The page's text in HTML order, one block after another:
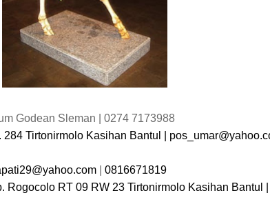
Godean Sleman | 0274 7173988
Tirtonirmolo Kasihan Bantul |
0816671819
Rogocolo RT 09 RW 23 Tirtonirmolo Kasihan Bantul